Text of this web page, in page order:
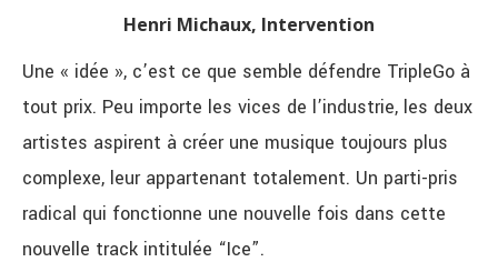
Henri Michaux, Intervention
Une « idée », c’est ce que semble défendre TripleGo à
tout prix. Peu importe les vices de l’industrie, les deux
artistes aspirent à créer une musique toujours plus
complexe, leur appartenant totalement. Un parti-pris
radical qui fonctionne une nouvelle fois dans cette
nouvelle track intitulée “Ice”.